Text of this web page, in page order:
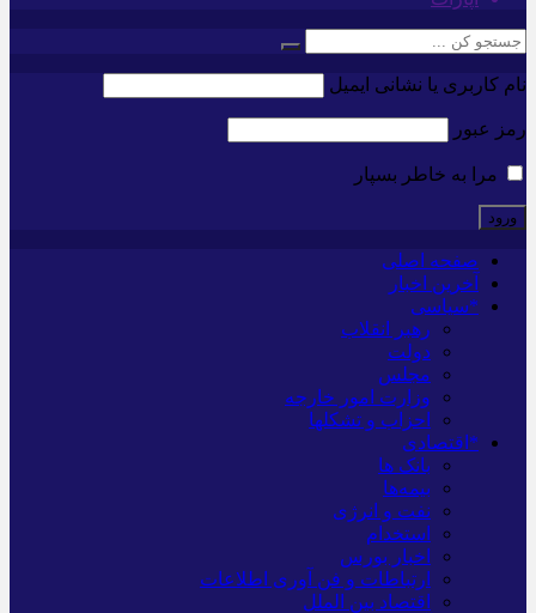
نام کاربری یا نشانی ایمیل
رمز عبور
مرا به خاطر بسپار
صفحه اصلی
آخرین اخبار
*سیاسی
رهبر انقلاب
دولت
مجلس
وزارت امور خارجه
احزاب و تشکلها
*اقتصادی
بانک ها
بیمه‌ها
نفت و انرژی
استخدام
اخبار بورس
ارتباطات و فن آوری اطلاعات
اقتصاد بین الملل